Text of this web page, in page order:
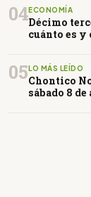
04ECONOMÍA
Décimo
cuánto es
05LO MÁS LEÍDO
Chontico
sábado 8